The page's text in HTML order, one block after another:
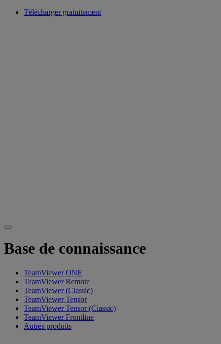
Télécharger gratuitement
Base de connaissance
TeamViewer ONE
TeamViewer Remote
TeamViewer (Classic)
TeamViewer Tensor
TeamViewer Tensor (Classic)
TeamViewer Frontline
Autres produits